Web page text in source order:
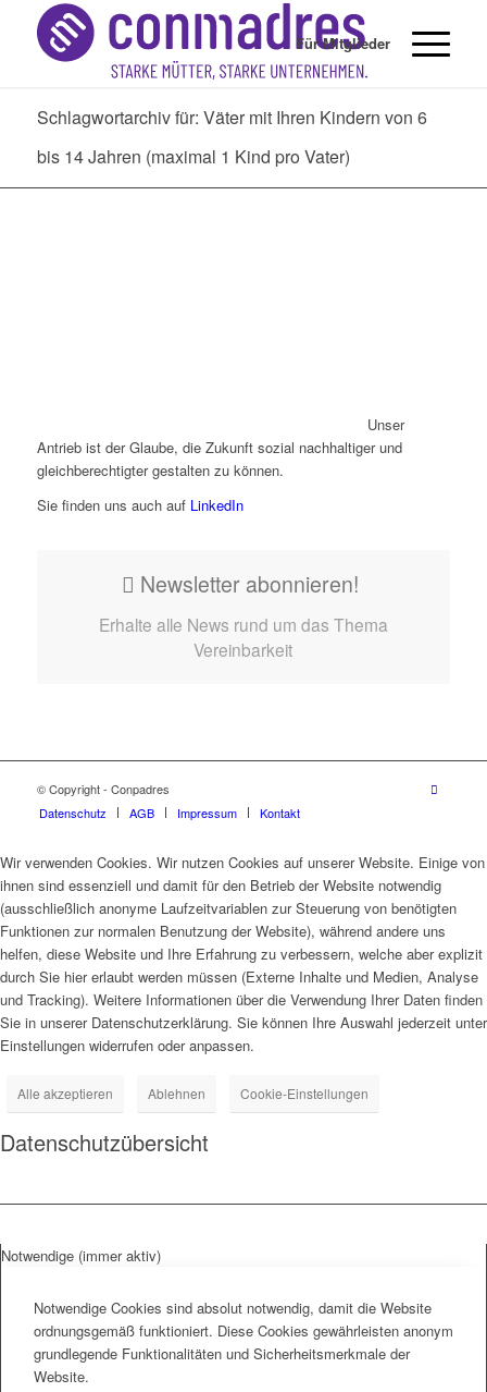
Für Mitglieder
Schlagwortarchiv für: Väter mit Ihren Kindern von 6
bis 14 Jahren (maximal 1 Kind pro Vater)
Unser
Antrieb ist der Glaube, die Zukunft sozial nachhaltiger und
gleichberechtigter gestalten zu können.
Sie finden uns auch auf LinkedIn
Newsletter abonnieren!
Erhalte alle News rund um das Thema
Vereinbarkeit
© Copyright - Conpadres
Datenschutz
AGB Impressum Kontakt
Wir verwenden Cookies. Wir nutzen Cookies auf unserer Website. Einige von
ihnen sind essenziell und damit für den Betrieb der Website notwendig
(ausschließlich anonyme Laufzeitvariablen zur Steuerung von benötigten
Funktionen zur normalen Benutzung der Website), während andere uns
helfen, diese Website und Ihre Erfahrung zu verbessern, welche aber explizit
durch Sie hier erlaubt werden müssen (Externe Inhalte und Medien, Analyse
und Tracking). Weitere Informationen über die Verwendung Ihrer Daten finden
Sie in unserer Datenschutzerklärung. Sie können Ihre Auswahl jederzeit unter
Einstellungen widerrufen oder anpassen.
Alle akzeptieren Ablehnen Cookie-Einstellungen
Datenschutzübersicht
Notwendige (immer aktiv)
Notwendige Cookies sind absolut notwendig, damit die Website
ordnungsgemäß funktioniert. Diese Cookies gewährleisten anonym
grundlegende Funktionalitäten und Sicherheitsmerkmale der
Website.